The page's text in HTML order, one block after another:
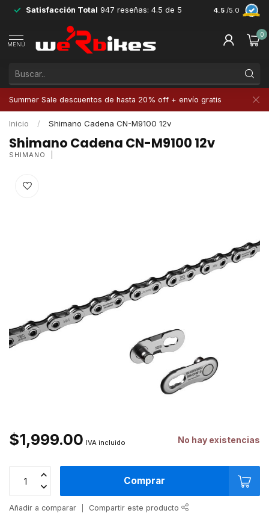
Satisfacción Total 947 reseñas: 4.5 de 5 4.5 /5.0
MENÚ
0
Summer Sale descuentos de hasta 20% off + envío gratis
Inicio / Shimano Cadena CN-M9100 12v
Shimano Cadena CN-M9100 12v
SHIMANO
$1,999.00 IVA incluido No hay existencias
Comprar
Añadir a comparar Compartir este producto